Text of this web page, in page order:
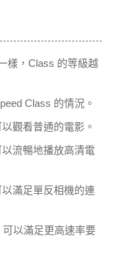
樣，Class 的等級越
Class 的情況。
觀看普通的電影。
流暢地播放高清電
滿足單反相機的連
可以滿足更高速率要